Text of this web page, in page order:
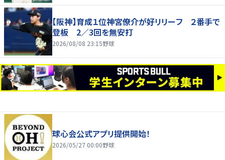
【阪神】育成１位神宮僚介が好リリーフ ２番手で
登板 2／3回を無安打
2026/08/08 23:15野球
球心会公式アプリ提供開始！
2026/05/27 00:00野球